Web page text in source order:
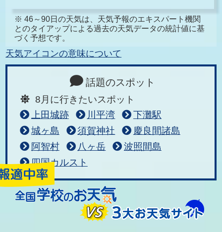
※ 46～90日の天気は、天気予報のエキスパート機関
とのタイアップによる過去の天気データの統計値に基
づく予想です。
天気アイコンの意味について
話題のスポット
8月に行きたいスポット
上田城跡
川平湾
下灘駅
城ヶ島
須賀神社
慶良間諸島
阿智村
八ヶ岳
波照間島
四国カルスト